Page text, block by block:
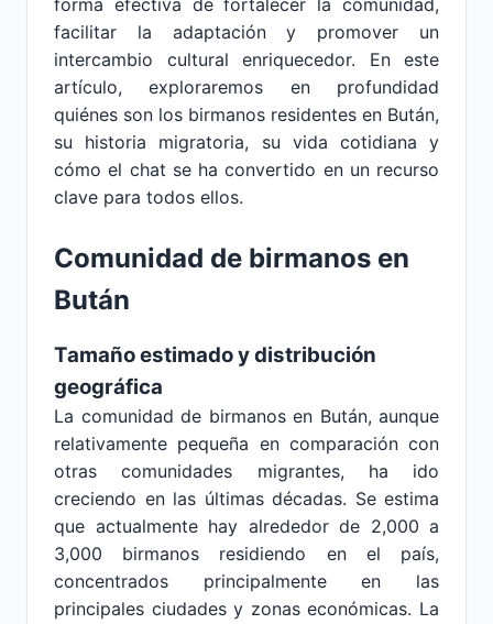
forma efectiva de fortalecer la comunidad,
facilitar la adaptación y promover un
intercambio cultural enriquecedor. En este
artículo, exploraremos en profundidad
quiénes son los birmanos residentes en Bután,
su historia migratoria, su vida cotidiana y
cómo el chat se ha convertido en un recurso
clave para todos ellos.
Comunidad de birmanos en
Bután
Tamaño estimado y distribución
geográfica
La comunidad de birmanos en Bután, aunque
relativamente pequeña en comparación con
otras comunidades migrantes, ha ido
creciendo en las últimas décadas. Se estima
que actualmente hay alrededor de 2,000 a
3,000 birmanos residiendo en el país,
concentrados principalmente en las
principales ciudades y zonas económicas. La